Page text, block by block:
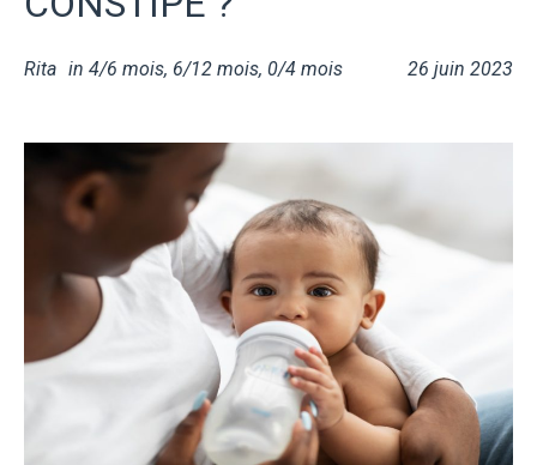
26 juin 2023
Rita in 4/6 mois, 6/12 mois, 0/4 mois